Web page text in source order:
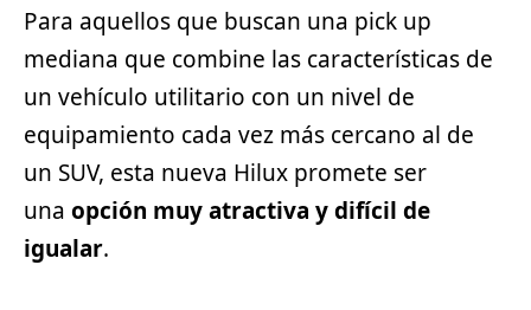
Para aquellos que buscan una pick up
mediana que combine las características de
un vehículo utilitario con un nivel de
equipamiento cada vez más cercano al de
un SUV, esta nueva Hilux promete ser
una opción muy atractiva y difícil de
igualar.